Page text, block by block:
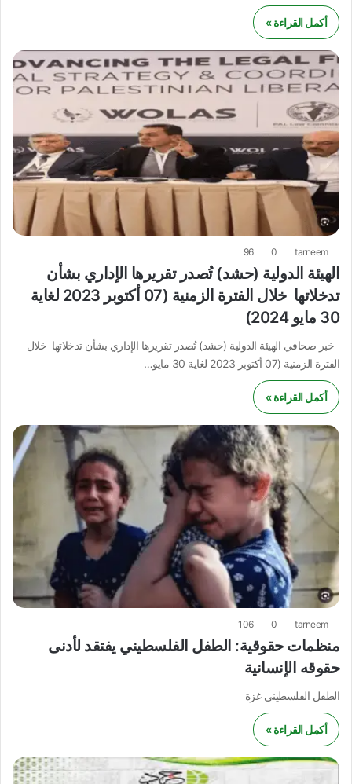
أكمل القراءة »
tarneem
0
96
الهيئة الدولية (حشد) تُصدر تقريرها الإداري بشأن
تدخلاتها خلال الفترة الزمنية (07 أكتوبر 2023 لغاية
30 مايو 2024)
خبر صحافي الهيئة الدولية (حشد) تُصدر تقريرها الإداري بشأن تدخلاتها خلال
الفترة الزمنية (07 أكتوبر 2023 لغاية 30 مايو…
أكمل القراءة »
tarneem
0
106
منظمات حقوقية: الطفل الفلسطيني يفتقد لأدنى
حقوقه الإنسانية
الطفل الفلسطيني غزة
أكمل القراءة »